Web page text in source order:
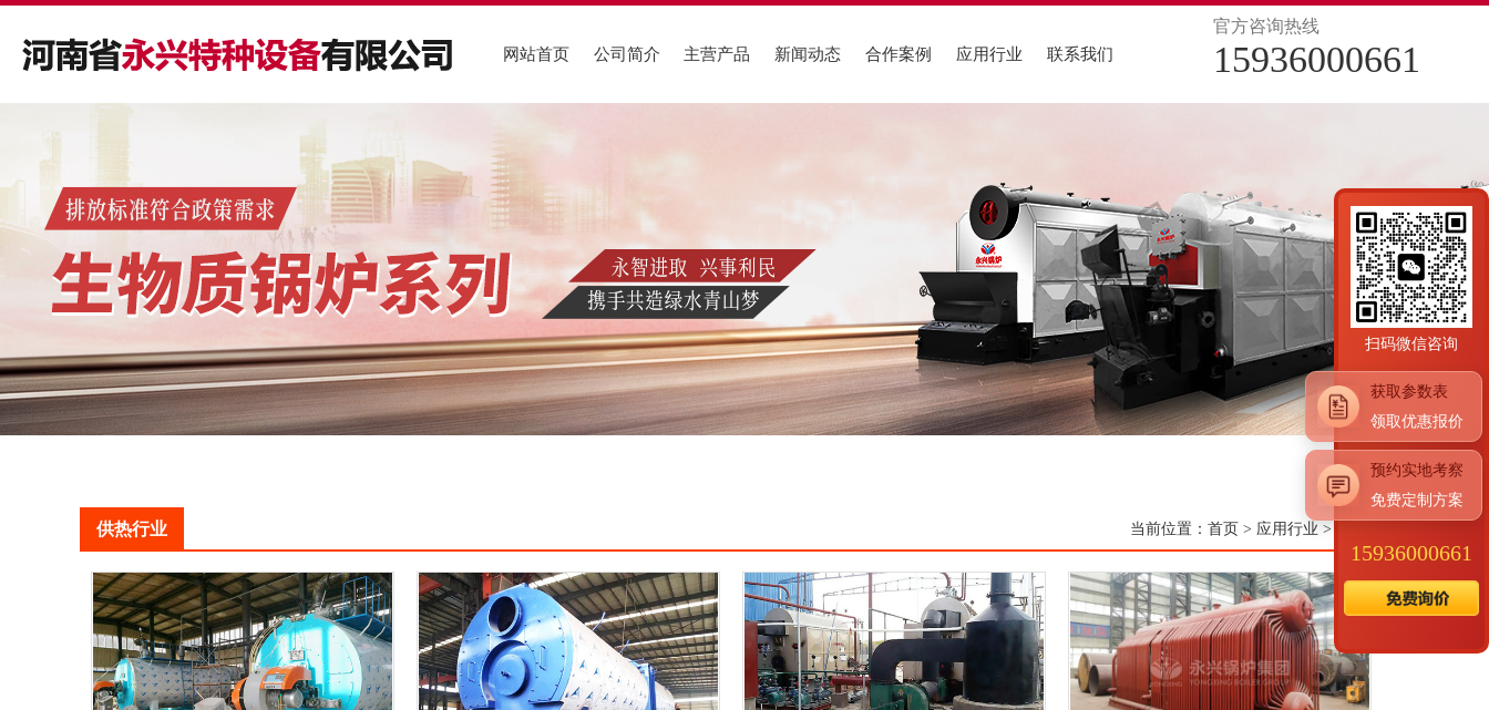
网站首页 公司简介
关于我们
河南省永兴特种设备有限公司创立于80年代初期，是国
家质量监督检验检疫总局定点的*级锅炉和A2级压力容
器的制造企业，同时，也是一家具备1级锅炉安装、改
造、维修资质的企业。
企业文化
厂区图片
组织架构
主营产品
主营产品
公司主要从事燃油燃气锅炉、生物质锅炉、导热油锅
炉、电加热锅炉、压力容器及蒸压釜等产品的研发、制
造、销售与安装，产品覆盖八大种类、23个系列和240多
查看详情
低氮燃气锅炉 燃油气锅炉 生物质锅炉 电加热锅炉
导热油锅炉 蒸汽发生器 压力容器
新闻动态
新闻资讯
以质量为己任、以品质求生存、以诚信谋发展是我公司
一贯的经营宗旨；诚信对待每一位客户的合作和终身技
术服务是我公司长期不变的承诺。
查看详情
行业新闻
公司动态
锅炉问答
合作案例
合作案例
公司主要从事燃油燃气锅炉、生物质锅炉、导热油锅
炉、电加热锅炉、压力容器及蒸压釜等产品的研发、制
造、销售与安装，产品覆盖八大种类、23个系列和240多
查看详情
燃油气锅炉案例 低氮冷凝锅炉案例 真空热水锅炉案例 导热油锅炉案例
电加热锅炉案例 生物质锅炉案例
应用行业
应用行业
公司主要从事燃油燃气锅炉、生物质锅炉、导热油锅
炉、电加热锅炉、压力容器及蒸压釜等产品的研发、制
造、销售与安装，产品覆盖八大种类、23个系列和240多
查看详情
供热行业 化工行业 食品行业 医药行业
服织行业 机关行业 酿酒行业 冶矿产业
农渔行业 橡胶行业 酒店行业
建材行业
联系我们
官方咨询热线
15936000661
当前位置： 首页 > 应用行业 >
供热行业
扫码微信咨询
获取参数表
领取优惠报价
预约实地考察
免费定制方案
15936000661